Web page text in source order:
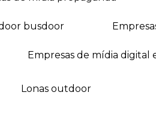
busdoor
empresas de mídia digital
lonas outdoor